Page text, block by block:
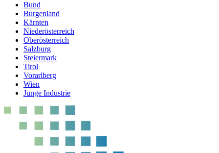
Bund
Burgenland
Kärnten
Niederösterreich
Oberösterreich
Salzburg
Steiermark
Tirol
Vorarlberg
Wien
Junge Industrie